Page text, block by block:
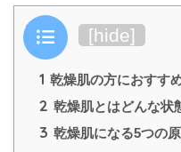
目次 [hide]
1 乾燥肌の方におすす
2 乾燥肌とはどんな状
3 乾燥肌になる5つの